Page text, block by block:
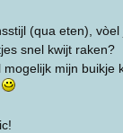
(qua eten), vòel
snel kwijt raken?
mijn buikje